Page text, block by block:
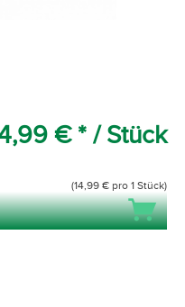
€ * / Stück
(14,99 € pro 1 Stück)